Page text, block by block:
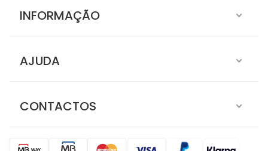
INFORMAÇÃO
AJUDA
CONTACTOS